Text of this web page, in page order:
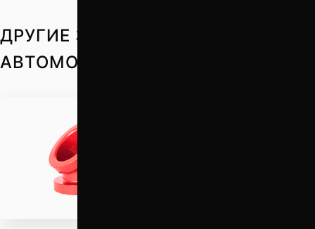
ДРУГИЕ ЗАПЧАСТИ НА ВАШ
АВТОМОБИЛЬ